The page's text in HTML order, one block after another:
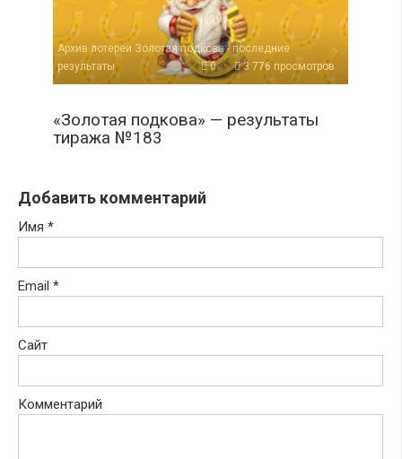
Архив лотереи Золотая подкова - последние
результаты
0 3 776 просмотров
«Золотая подкова» — результаты
тиража №183
Добавить комментарий
Имя *
Email *
Сайт
Комментарий